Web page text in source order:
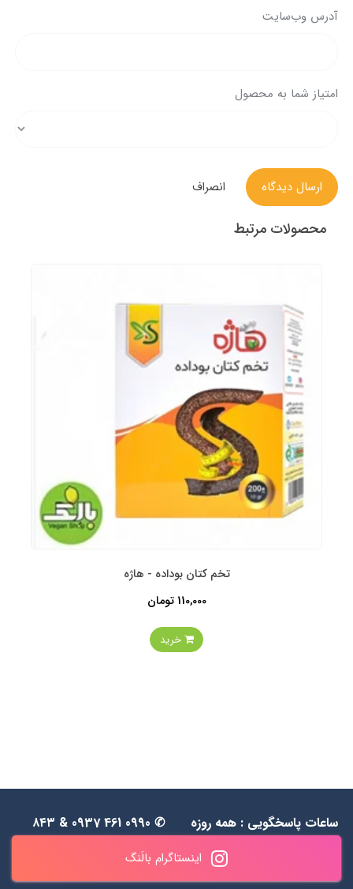
آدرس وب‌سایت
امتیاز شما به محصول
ارسال دیدگاه انصراف
محصولات مرتبط
تخم کتان بوداده - هاژه
110,000 تومان
خرید
اینستاگرام بالَنگ
ساعات پاسخگویی : همه روزه
✆ 0990 461 0937 & ۸۴۳